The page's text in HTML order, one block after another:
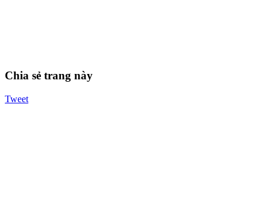
Chia sẻ trang này
Tweet